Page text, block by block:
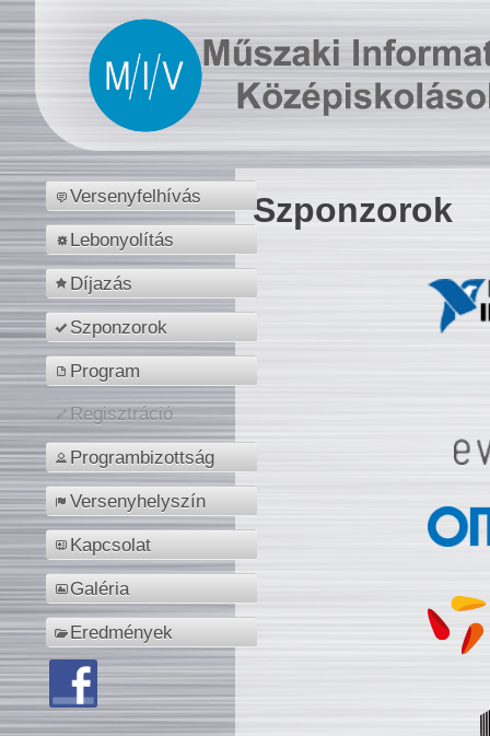
Versenyfelhívás
Lebonyolítás
Díjazás
Szponzorok
Program
Regisztráció
Programbizottság
Versenyhelyszín
Kapcsolat
Galéria
Eredmények
Szponzorok